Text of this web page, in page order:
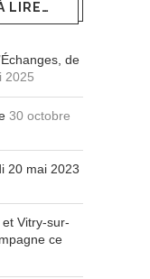
LIRE…
de
2025
30 octobre
20 mai 2023
Vitry-sur-
ce